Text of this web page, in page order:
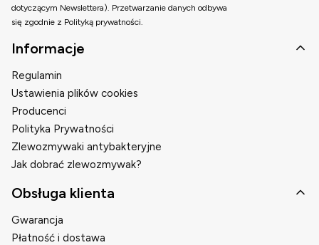
dotyczącym Newslettera). Przetwarzanie danych odbywa
się zgodnie z Polityką prywatności.
Linki w stopce
Informacje
Regulamin
Ustawienia plików cookies
Producenci
Polityka Prywatności
Zlewozmywaki antybakteryjne
Jak dobrać zlewozmywak?
Obsługa klienta
Gwarancja
Płatność i dostawa